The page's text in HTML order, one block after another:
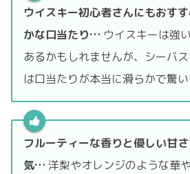
ウイスキー初心者さんにもおす
かな口当たり… ウイスキーは強
あるかもしれませんが、シーバ
は口当たりが本当に滑らかで驚い
フルーティーな香りと優しい甘
気… 洋梨やオレンジのような華